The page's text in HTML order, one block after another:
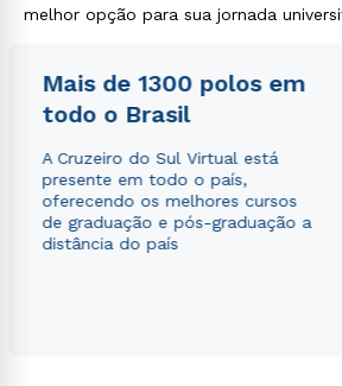
melhor opção para sua jornada
Mais de 1300 polos em
todo o Brasil
A Cruzeiro do Sul Virtual está
presente em todo o país,
oferecendo os melhores cursos
de graduação e pós-graduação a
distância do país